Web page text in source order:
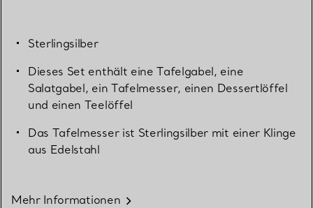
Sterlingsilber
Dieses Set enthält eine Tafelgabel, eine
Salatgabel, ein Tafelmesser, einen Dessertlöffel
und einen Teelöffel
Das Tafelmesser ist Sterlingsilber mit einer Klinge
aus Edelstahl
Mehr Informationen